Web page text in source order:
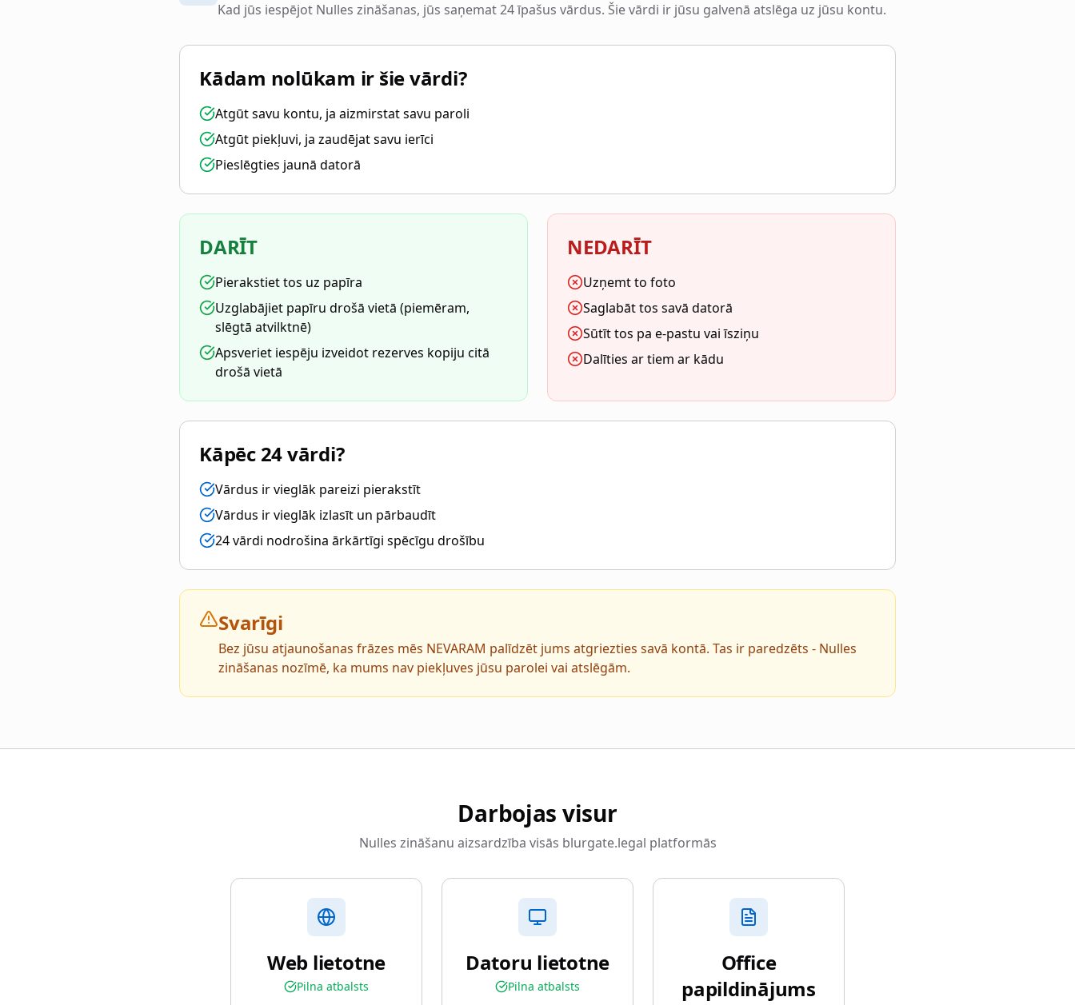
Kad jūs iespējot Nulles zināšanas, jūs saņemat 24 īpašus vārdus. Šie vārdi ir jūsu galvenā atslēga uz jūsu kontu.
Kādam nolūkam ir šie vārdi?
Atgūt savu kontu, ja aizmirstat savu paroli
Atgūt piekļuvi, ja zaudējat savu ierīci
Pieslēgties jaunā datorā
DARĪT
Pierakstiet tos uz papīra
Uzglabājiet papīru drošā vietā (piemēram,
slēgtā atvilktnē)
Apsveriet iespēju izveidot rezerves kopiju citā
drošā vietā
NEDARĪT
Uzņemt to foto
Saglabāt tos savā datorā
Sūtīt tos pa e-pastu vai īsziņu
Dalīties ar tiem ar kādu
Kāpēc 24 vārdi?
Vārdus ir vieglāk pareizi pierakstīt
Vārdus ir vieglāk izlasīt un pārbaudīt
24 vārdi nodrošina ārkārtīgi spēcīgu drošību
Svarīgi
Bez jūsu atjaunošanas frāzes mēs NEVARAM palīdzēt jums atgriezties savā kontā. Tas ir paredzēts - Nulles
zināšanas nozīmē, ka mums nav piekļuves jūsu parolei vai atslēgām.
Darbojas visur
Nulles zināšanu aizsardzība visās blurgate.legal platformās
Web lietotne
Pilna atbalsts
Datoru lietotne
Pilna atbalsts
Office
papildinājums